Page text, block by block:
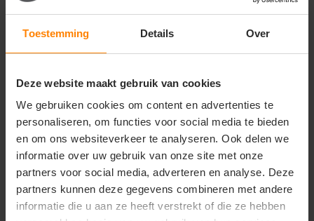
Toestemming Details Over
Deze website maakt gebruik van cookies
We gebruiken cookies om content en advertenties te
personaliseren, om functies voor social media te bieden
en om ons websiteverkeer te analyseren. Ook delen we
informatie over uw gebruik van onze site met onze
partners voor social media, adverteren en analyse. Deze
partners kunnen deze gegevens combineren met andere
informatie die u aan ze heeft verstrekt of die ze hebben
[{"pp":"Voorzijde","pt":"Bedrukking","ct":"E\u00e9n
kleur"},
{"pp":"Achterzijde","pt":"Bedrukking","ct":"Drie
kleuren"}]}
Vragen? Neem contact
op met onze